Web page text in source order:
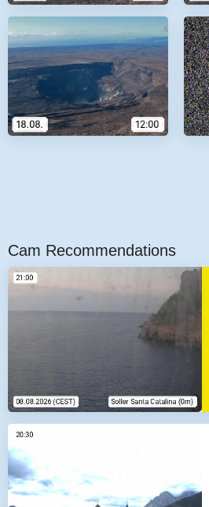
Cam Recommendations